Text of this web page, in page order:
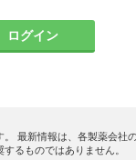
ログイン
最新情報は、各製薬会社
るものではありません。